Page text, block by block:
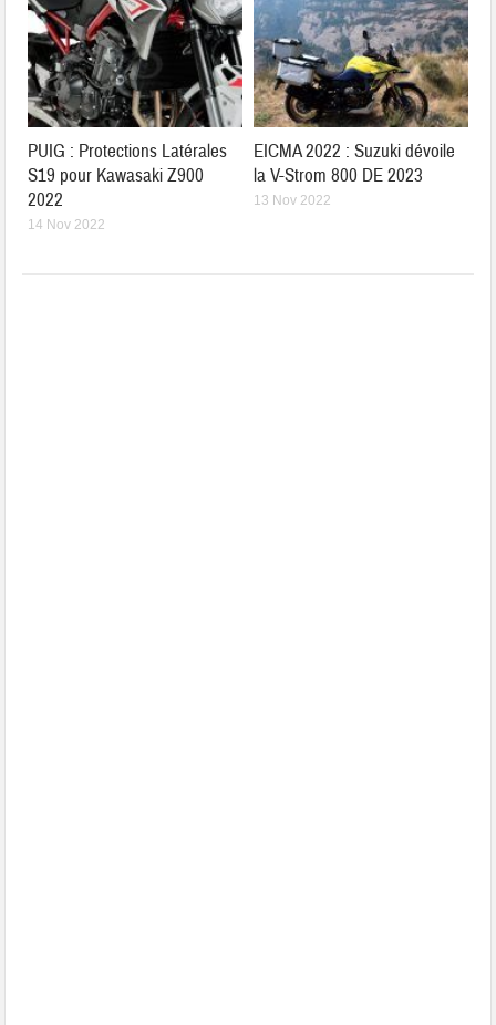
PUIG : Protections Latérales
S19 pour Kawasaki Z900
2022
14 Nov 2022
EICMA 2022 : Suzuki dévoile
la V-Strom 800 DE 2023
13 Nov 2022